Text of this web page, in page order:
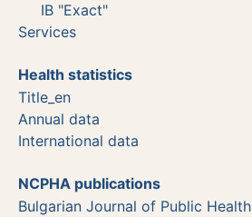
IB "Exact"
Services
Health statistics
Title_en
Annual data
International data
NCPHA publications
Bulgarian Journal of Public Health